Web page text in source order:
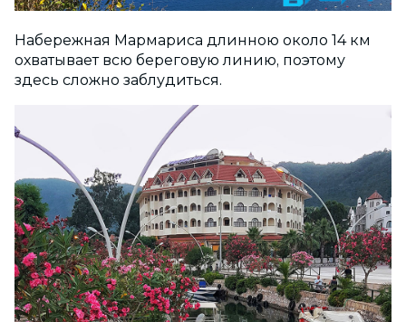
Набережная Мармариса длинною около 14 км
охватывает всю береговую линию, поэтому
здесь сложно заблудиться.